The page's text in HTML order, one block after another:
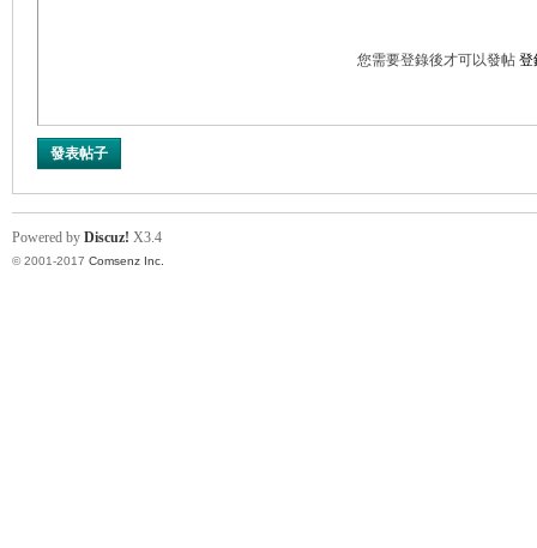
您需要登錄後才可以發帖 登
發表帖子
Powered by Discuz! X3.4
© 2001-2017 Comsenz Inc.